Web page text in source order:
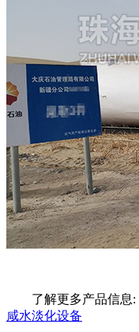
了解更多产品信息:
咸水淡化设备